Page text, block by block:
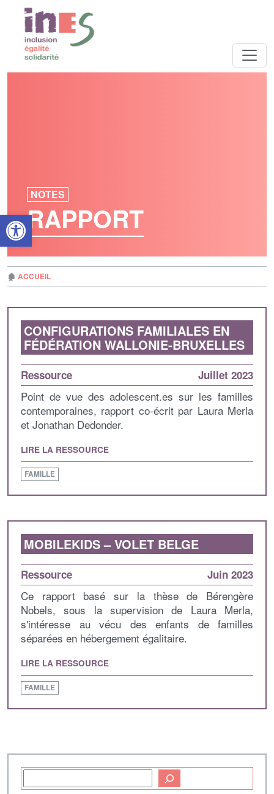
Open toolbar
NOTES
RAPPORT
🏚 ACCUEIL
CONFIGURATIONS FAMILIALES EN
FÉDÉRATION WALLONIE-BRUXELLES
Ressource Juillet 2023
Point de vue des adolescent.es sur les familles
contemporaines, rapport co-écrit par Laura Merla
et Jonathan Dedonder.
LIRE LA RESSOURCE
FAMILLE
MOBILEKIDS – VOLET BELGE
Ressource Juin 2023
Ce rapport basé sur la thèse de Bérengère
Nobels, sous la supervision de Laura Merla,
s'intéresse au vécu des enfants de familles
séparées en hébergement égalitaire.
LIRE LA RESSOURCE
FAMILLE